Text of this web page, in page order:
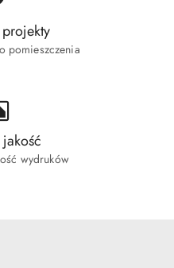
pomieszczenia
wydruków